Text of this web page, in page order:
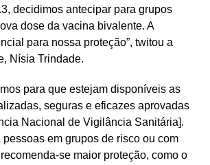
decidimos antecipar para grupos
dose da vacina bivalente. A
para nossa proteção”, twitou a
Nísia Trindade.
para que estejam disponíveis as
seguras e eficazes aprovadas
Nacional de Vigilância Sanitária].
pessoas em grupos de risco ou com
se maior proteção, como o